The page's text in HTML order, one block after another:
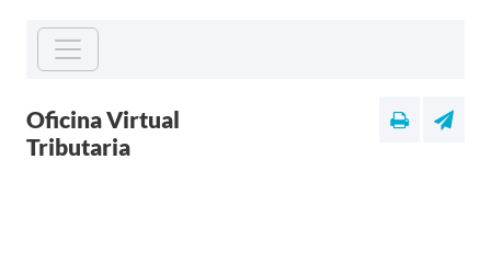
Oficina Virtual
Tributaria